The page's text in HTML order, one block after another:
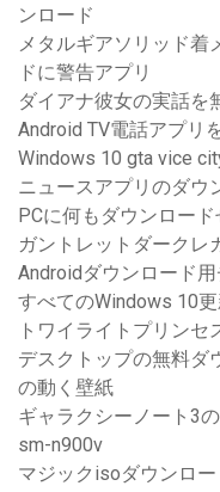
ンロード
メタルギアソリッド着
ドに警告アプリ
ダイアナ彼女の実話を
Android TV電話アプリ
Windows 10 gta vice
ニュースアプリのダウ
PCに何もダウンロー
ガントレットダークレ
Androidダウンロード
すべてのWindows 10
トワイライトプリン
デスクトップの無料ダ
の動く壁紙
ギャラクシーノート3
sm-n900v
マジックisoダウンロ